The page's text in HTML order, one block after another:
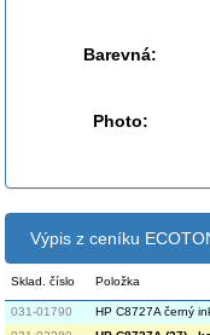
Barevná:
Photo:
Výpis z ceníku
Sklad. číslo Položka
031-01790 HP C8727A černý